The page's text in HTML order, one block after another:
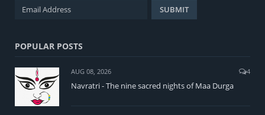
POPULAR POSTS
AUG 08, 2026 4
Navratri - The nine sacred nights of Maa Durga